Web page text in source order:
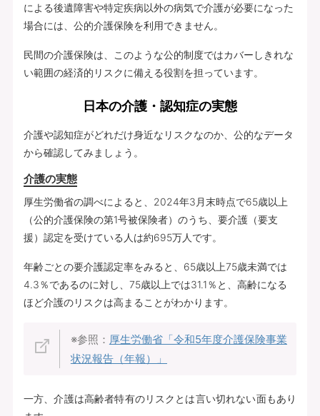
による後遺障害や特定疾病以外の病気で介護が必要になった
場合には、公的介護保険を利用できません。
民間の介護保険は、このような公的制度ではカバーしきれな
い範囲の経済的リスクに備える役割を担っています。
日本の介護・認知症の実態
介護や認知症がどれだけ身近なリスクなのか、公的なデータ
から確認してみましょう。
介護の実態
厚生労働省の調べによると、2024年3月末時点で65歳以上
（公的介護保険の第1号被保険者）のうち、要介護（要支
援）認定を受けている人は約695万人です。
年齢ごとの要介護認定率をみると、65歳以上75歳未満では
4.3％であるのに対し、75歳以上では31.1％と、高齢になる
ほど介護のリスクは高まることがわかります。
※参照： 厚生労働省「令和5年度介護保険事業
状況報告（年報）」
一方、介護は高齢者特有のリスクとは言い切れない面もあり